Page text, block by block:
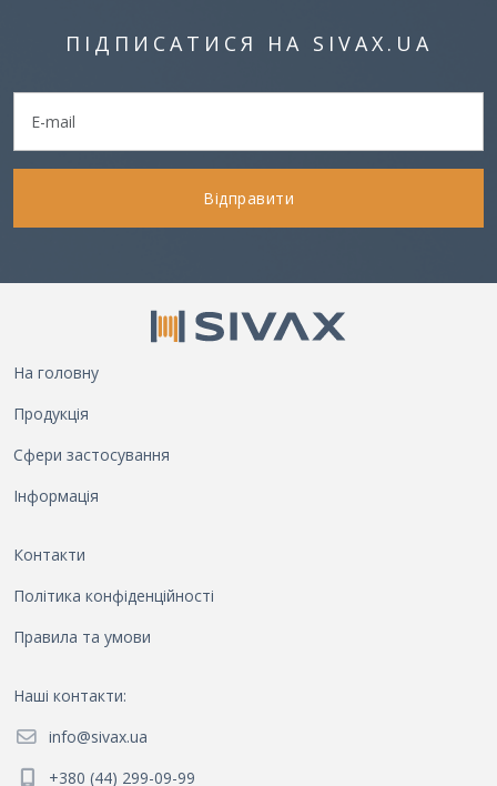
ПІДПИСАТИСЯ НА SIVAX.UA
Відправити
На головну
Продукція
Сфери застосування
Інформація
Контакти
Політика конфіденційності
Правила та умови
Наші контакти:
info@sivax.ua
+380 (44) 299-09-99